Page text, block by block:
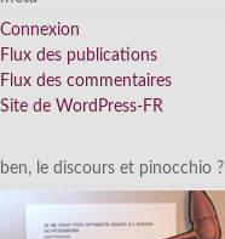
Connexion
Flux des publications
Flux des commentaires
Site de WordPress-FR
ben, le discours et pinocchio ?